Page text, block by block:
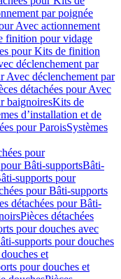
par poignée
Avec actionnement
finition pour vidage
pour Kits de finition
déclenchement par
Avec déclenchement par
détachées pour Avec
baignoiresKits de
d’installation et de
pour ParoisSystèmes
pour
Bâti-supportsBâti-
supports pour
pour Bâti-supports
détachées pour Bâti-
Pièces détachées
pour douches avec
supports pour douches
et
pour douches et